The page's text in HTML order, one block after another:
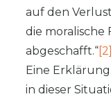
auf den
die
abgeschafft.“[2]
Eine
in dieser